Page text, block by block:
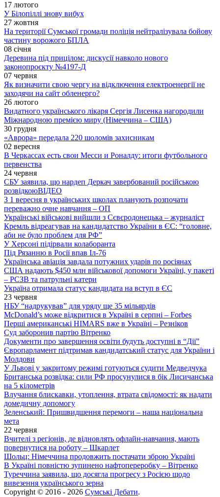
17 лютого
У Білопіллі знову вибух
27 жовтня
На території Сумської громади поліція нейтралізувала бойову
частину ворожого БПЛА
08 січня
Деревина під прицілом: дискусії навколо нового
законопроєкту №4197-Д
07 червня
Як визначити свою чергу на відключення електроенергії не
заходячи на сайт обленерго?
26 лютого
Видатного українського лікаря Сергія Лисенка нагородили
Міжнародною премією миру (Німеччина – США)
30 грудня
«Аврора» передала 220 шоломів захисникам
02 вересня
В Черкассах есть свои Месси и Роналду: итоги футбольного
первенства
24 червня
СБУ заявила, що нардеп Деркач завербований російською
розвідкоюВІДЕО
З 1 вересня в українських школах планують розпочати
переважно очне навчання – ОП
Українські військові вийшли з Сєвєродонецька – журналіст
Кремль відреагував на кандидатство України в ЄС: “головне,
аби не було проблем для РФ”
У Херсоні підірвали колаборанта
Під Рязанню в Росії впав Іл-76
Українська авіація завдала потужних ударів по росіянах
США надають $450 млн військової допомоги Україні, у пакеті
– РСЗВ та патрульні катери
Україна отримала статус кандидата на вступ в ЄС
23 червня
НБУ “надрукував” для уряду ще 35 мільярдів
McDonald’s може відкритися в Україні в серпні – Forbes
Перші американські HIMARS вже в Україні – Резніков
Суд заборонив партію Вітренко
Документи про завершення освіти будуть доступні в “Дії”
Європарламент підтримав кандидатський статус для України і
Молдови
У Львові у закритому режимі готуються судити Медведчука
Британська розвідка: сили РФ просунулися в бік Лисичанська
на 5 кілометрів
Влучання блискавки, утоплення, втрата свідомості: як надати
домедичну допомогу
Зеленський: Пришвидшення перемоги – наша національна
мета
22 червня
Вчителі з регіонів, де відновлять офлайн-навчання, мають
повернутися на роботу – Шкарлет
Шольц: Німеччина продовжить постачати зброю Україні
В Україні повністю зупинено нафтопереробку – Вітренко
Туреччина заявила, що досягла прогресу з Росією щодо
вивезення українського зерна
Copyright © 2016 - 2026 Сумські Дебати.